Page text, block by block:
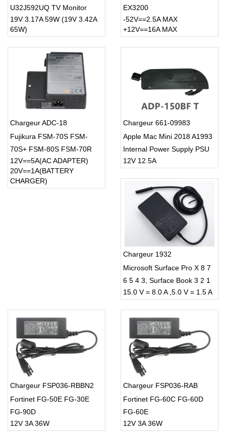
U32J592UQ TV Monitor
19V 3.17A 59W (19V 3.42A
65W)
EX3200
-52V==2.5A MAX
+12V==16A MAX
Chargeur ADC-18
Fujikura FSM-70S FSM-
70S+ FSM-80S FSM-70R
FSM-70R+ fusion splicer
12V==5A(AC ADAPTER)
20V==1A(BATTERY
CHARGER)
Chargeur 661-09983
Apple Mac Mini 2018 A1993
Internal Power Supply PSU
12V 12.5A
Chargeur 1932
Microsoft Surface Pro X 8 7
6 5 4 3, Surface Book 3 2 1
15.0 V = 8.0 A ,5.0 V = 1.5 A
Chargeur FSP036-RBBN2
Fortinet FG-50E FG-30E
FG-90D
12V 3A 36W
Chargeur FSP036-RAB
Fortinet FG-60C FG-60D
FG-60E
12V 3A 36W